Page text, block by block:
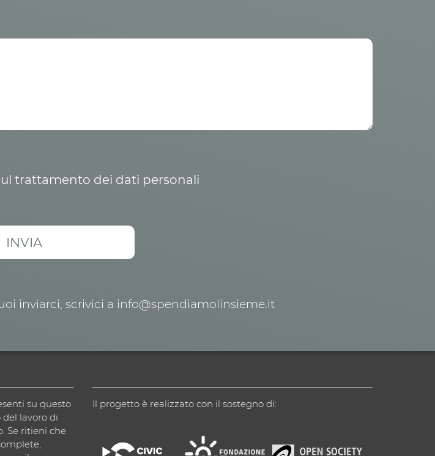
trattamento dei dati personali
inviarci, scrivici a info@spendiamolinsieme.it
su questo
lavoro di
Se ritieni che
Il progetto è realizzato con il sostegno di: